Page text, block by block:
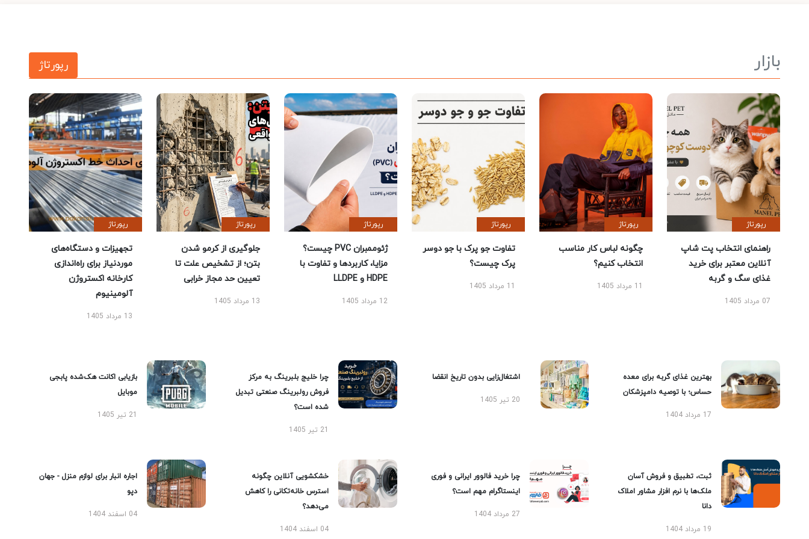
بازار رپورتاژ
رپورتاژ
راهنمای انتخاب پت شاپ
آنلاین معتبر برای خرید
غذای سگ و گربه
07 مرداد 1405
رپورتاژ
چگونه لباس کار مناسب
انتخاب کنیم؟
11 مرداد 1405
رپورتاژ
تفاوت جو پرک با جو دوسر
پرک چیست؟
11 مرداد 1405
رپورتاژ
ژئوممبران PVC چیست؟
مزایا، کاربردها و تفاوت با
HDPE و LLDPE
12 مرداد 1405
رپورتاژ
جلوگیری از کرمو شدن
بتن؛ از تشخیص علت تا
تعیین حد مجاز خرابی
13 مرداد 1405
رپورتاژ
تجهیزات و دستگاه‌های
موردنیاز برای راه‌اندازی
کارخانه اکستروژن
آلومینیوم
13 مرداد 1405
بهترین غذای گربه برای معده
حساس؛ با توصیه دامپزشکان
17 مرداد 1404
اشتغال‌زایی بدون تاریخ انقضا
20 تیر 1405
چرا خلیج بلبرینگ به مرکز
فروش رولبرینگ صنعتی تبدیل
شده است؟
21 تیر 1405
بازیابی اکانت هک‌شده پابجی
موبایل
21 تیر 1405
ثبت، تطبیق و فروش آسان
ملک‌ها با نرم افزار مشاور املاک
دانا
19 مرداد 1404
چرا خرید فالوور ایرانی و فوری
اینستاگرام مهم است؟
27 مرداد 1404
خشکشویی آنلاین چگونه
استرس خانه‌تکانی را کاهش
می‌دهد؟
04 اسفند 1404
اجاره انبار برای لوازم منزل - جهان
دپو
04 اسفند 1404